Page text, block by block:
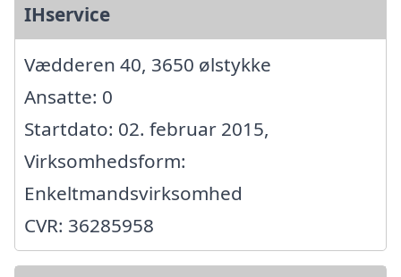
IHservice
Vædderen 40, 3650 ølstykke
Ansatte: 0
Startdato: 02. februar 2015,
Virksomhedsform:
Enkeltmandsvirksomhed
CVR: 36285958